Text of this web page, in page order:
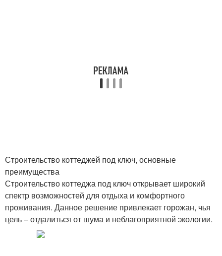
Строительство коттеджей под ключ, основные
преимущества
Строительство коттеджа под ключ открывает широкий
спектр возможностей для отдыха и комфортного
проживания. Данное решение привлекает горожан, чья
цель – отдалиться от шума и неблагоприятной экологии.